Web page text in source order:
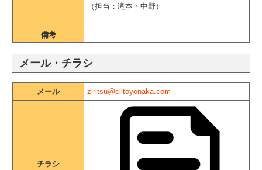
（担当：滝本・中野）
備考
メール・チラシ
メール ziritsu@ciltoyonaka.com
チラシ